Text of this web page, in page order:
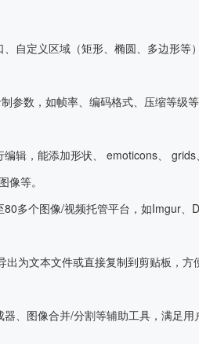
自定义区域（矩形、椭圆、多边形等
参数，如帧率、编码格式、压缩等级
辑，能添加形状、 emoticons、 grids
等。
80多个图像/视频托管平台，如Imgur
出为文本文件或直接复制到剪贴板，
器、图像合并/分割等辅助工具，满足